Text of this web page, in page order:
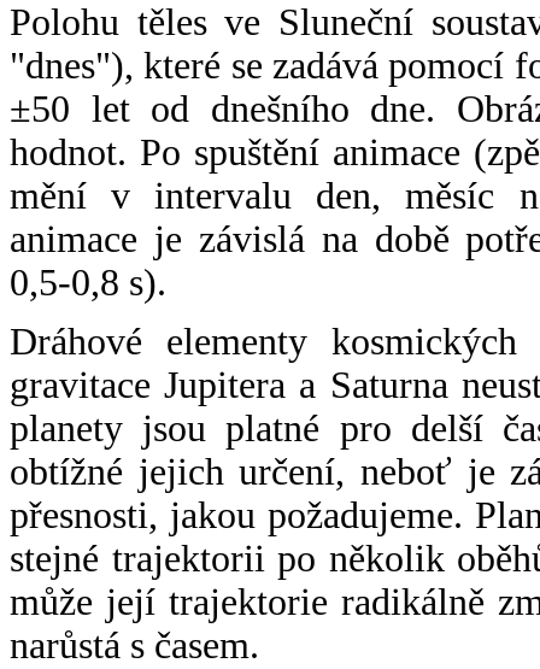
Polohu těles ve Sluneční
"dnes"), které se zadává pomocí
±50 let od dnešního dne.
hodnot. Po spuštění animace
mění v intervalu den, měsíc
animace je závislá na době
0,5-0,8 s).
Dráhové elementy
gravitace Jupitera a Saturna
planety jsou platné pro delší
obtížné jejich určení, neboť je
přesnosti, jakou požadujeme.
stejné trajektorii po několik
může její trajektorie radikálně
narůstá s časem.